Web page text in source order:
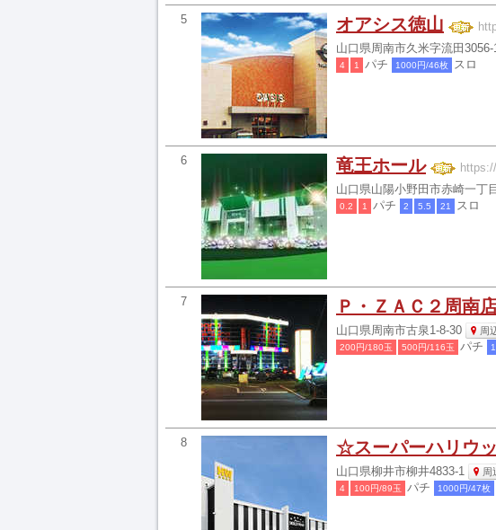
5 オアシス徳山
山口県周南市久米字流田3056-
4 1 パチ 1000円/46枚 スロ
6 竜王ホール
山口県山陽小野田市赤崎一丁
0.2 1 パチ 2 5.5 21 スロ
7 Ｐ・ＺＡＣ２周南
山口県周南市古泉1-8-30 周
200円/180玉 500円/116玉 パチ
8 ☆スーパーハリウ
山口県柳井市柳井4833-1 周
4 100円/89玉 パチ 1000円/47枚